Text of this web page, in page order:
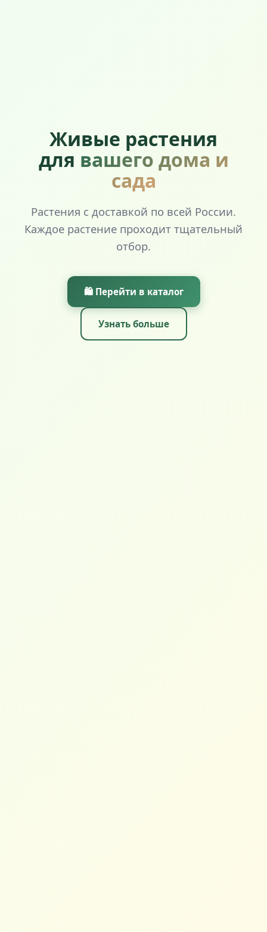
Живые растения
для вашего дома и
сада
Растения с доставкой по всей России.
Каждое растение проходит тщательный
отбор.
🛍️ Перейти в каталог
Узнать больше